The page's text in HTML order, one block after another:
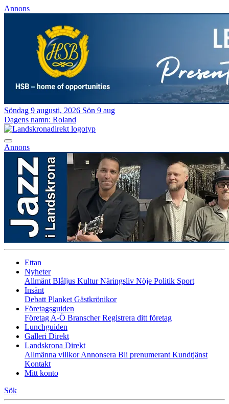
Annons
Söndag 9 augusti, 2026 Sön 9 aug
Dagens namn: Roland
Annons
Ettan
Nyheter
Allmänt Blåljus KulturNäringsliv Nöje Politik Sport
Insänt
Debatt Planket Gästkrönikor
Företagsguiden
Företag A-Ö BranscherRegistrera ditt företag
Lunchguiden
Galleri Direkt
Landskrona Direkt
Allmänna villkorAnnonsera Bli prenumerant Kundtjänst
Kontakt
Mitt konto
Sök